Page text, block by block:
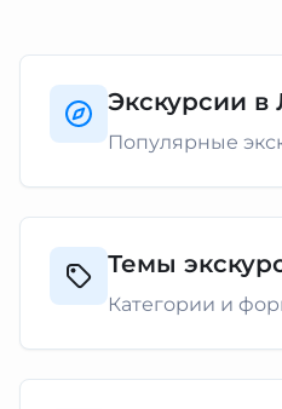
Экскурсии в
Популярные
Темы
Категории и